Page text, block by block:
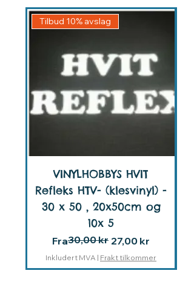
Tilbud 10% avslag
VINYLHOBBYS HVIT
Refleks HTV- (klesvinyl) -
30 x 50 , 20x50cm og
10x 5
Fra
Vanlig pris
30,00 kr 27,00 kr
Salgspris
Inkludert MVA | Frakt tilkommer